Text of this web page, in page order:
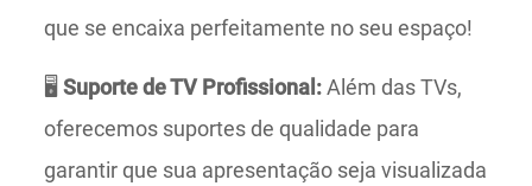
que se encaixa perfeitamente no seu espaço!
🖥️ Suporte de TV Profissional:Além das TVs,
oferecemos suportes de qualidade para
garantir que sua apresentação seja visualizada